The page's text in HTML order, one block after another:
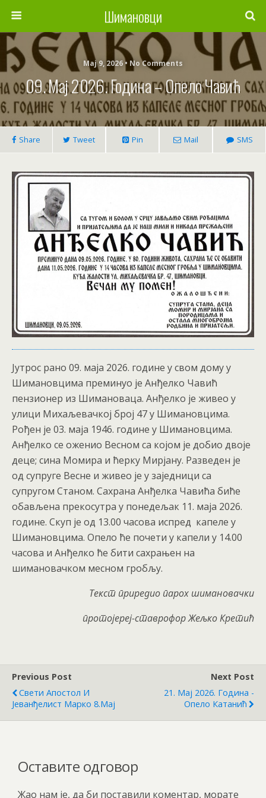
Шимановци
Мај 9, 2026 • No Comments
09. Мај 2026. Година – Опело Чавић
Share Tweet Pin Mail SMS
Јутрос рано 09. маја 2026. године у свом дому у
Шимановцима преминуо је Анђелко Чавић
пензионер из Шимановаца. Анђелко је живео у
улици Михаљевачкој број 47 у Шимановцима.
Рођен је 03. маја 1946. године у Шимановцима.
Анђелко се оженио Весном са којом је добио двоје
деце; сина Момира и ћерку Мирјану. Разведен је
од супруге Весне и живео је у заједници са
супругом Станом. Сахрана Анђелка Чавића биће
обављена прекосутра у понедељак 11. маја 2026.
године. Скуп је од 13.00 часова испред капеле у
Шимановцима. Опело ће почети у капели у 14.00
часова и Анђелко ће бити сахрањен на
шимановачком месном гробљу.
Текст приредио парох шимановачки
протојереј-ставрофорЖељко Кретић
Previous Post
Свети Апостол И
Јеванђелист Марко 8.мај
Next Post
21. Мај 2026. Година -
Опело Катанић
Оставите одговор
Жао нам је, да би поставили коментар, морате